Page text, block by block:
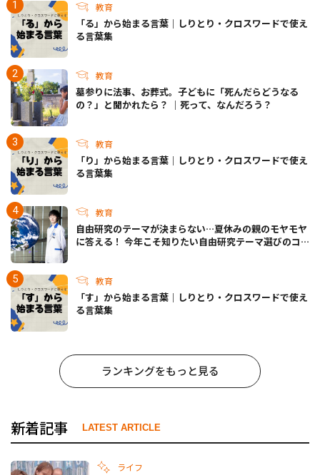
教育
「る」から始まる言葉｜しりとり・クロスワードで使え
る言葉集
教育
墓参りに法事、お葬式。子どもに「死んだらどうなる
の？」と聞かれたら？ ｜死って、なんだろう？
教育
「り」から始まる言葉｜しりとり・クロスワードで使え
る言葉集
教育
自由研究のテーマが決まらない…夏休みの親のモヤモヤ
に答える！ 今年こそ知りたい自由研究テーマ選びのコ
教育
「す」から始まる言葉｜しりとり・クロスワードで使え
る言葉集
ランキングをもっと見る
新着記事 LATEST ARTICLE
ライフ